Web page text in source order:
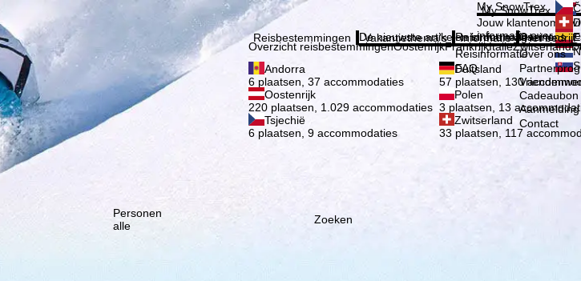
My SnowTrex
My SnowTrex
Jouw
informatie over je
Kies
Reisbestemmingen
Overzicht reisbestemmingenOostenrijkFrankrijkItaliëZwitserland
Andorra
6 plaatsen, 37 accommodaties
Duitsland
57 plaatsen, 130
Oostenrijk
220 plaatsen, 1.029 accommodaties
Polen
3 plaatsen, 13
Tsjechië
6 plaatsen, 9 accommodaties
Zwitserland
33 plaatsen, 117
Vakantiethema's
De nieuwste artikelen in ons magazine
Informatie
Reisinformatie
Reisinformatie
FAQ
Het bedrijf
Over ons
Over ons
Cadeaubon
Contact
Personen
alle
Zoeken